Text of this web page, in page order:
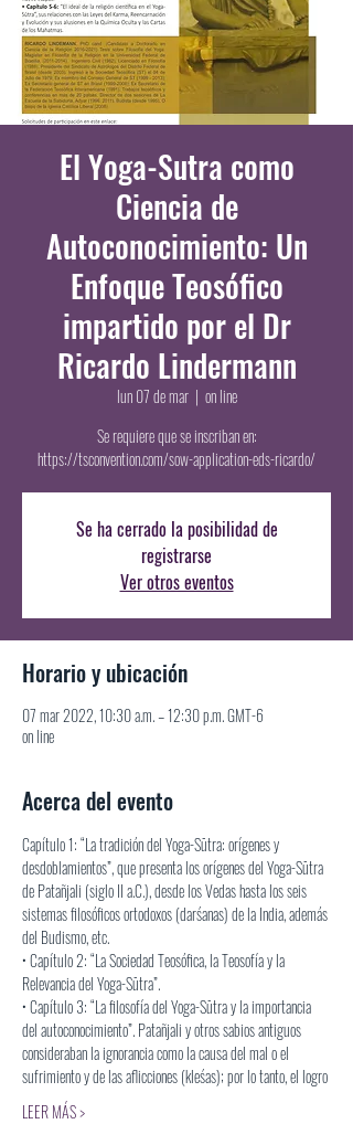
El Yoga-Sutra como
Ciencia de
Autoconocimiento: Un
Enfoque Teosófico
impartido por el Dr
Ricardo Lindermann
lun 07 de mar
  |
on line
Se requiere que se inscriban en:
https://tsconvention.com/sow-application-eds-ricardo/
Se ha cerrado la posibilidad de
registrarse
Ver otros eventos
Horario y ubicación
07 mar 2022, 10:30 a.m. – 12:30 p.m. GMT-6
on line
Acerca del evento
Capítulo 1: “La tradición del Yoga-Sūtra: orígenes y
desdoblamientos”, que presenta los orígenes del Yoga-Sūtra
de Patañjali (siglo II a.C.), desde los Vedas hasta los seis
sistemas filosóficos ortodoxos (darśanas) de la India, además
del Budismo, etc.
• Capítulo 2: “La Sociedad Teosófica, la Teosofía y la
Relevancia del Yoga-Sūtra”.
• Capítulo 3: “La filosofía del Yoga-Sūtra y la importancia
del autoconocimiento”. Patañjali y otros sabios antiguos
consideraban la ignorancia como la causa del mal o el
sufrimiento y de las aflicciones (kleśas); por lo tanto, el logro
LEER MÁS >